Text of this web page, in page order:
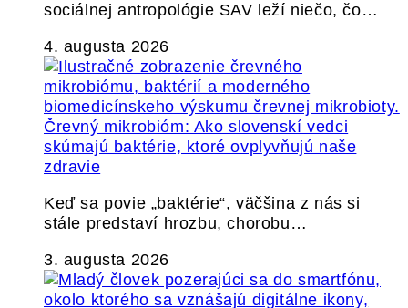
sociálnej antropológie SAV leží niečo, čo…
4. augusta 2026
Črevný mikrobióm: Ako slovenskí vedci
skúmajú baktérie, ktoré ovplyvňujú naše
zdravie
Keď sa povie „baktérie“, väčšina z nás si
stále predstaví hrozbu, chorobu…
3. augusta 2026